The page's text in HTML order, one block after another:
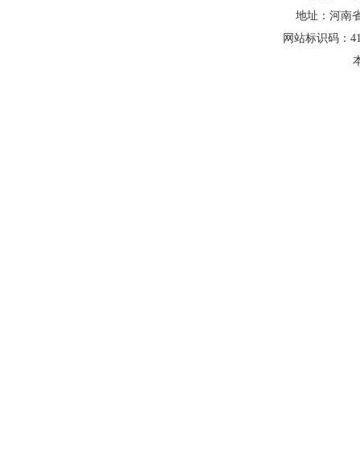
地址：河南
网站标识码：